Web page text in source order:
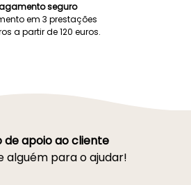
seguro
em 3 prestações
a partir de 120 euros.
de apoio ao cliente
alguém para o ajudar!